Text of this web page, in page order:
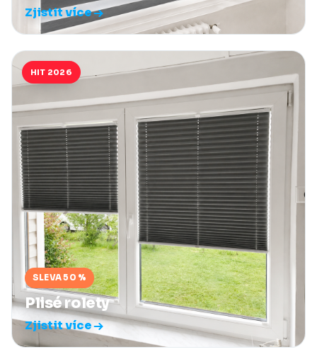
Zjistit více
HIT 2026
SLEVA 50 %
Plisé rolety
Zjistit více